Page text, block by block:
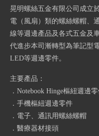
晃明螺絲五金有限公司成立
電（風扇）類的螺絲螺帽、
線等週邊產品及各式五金及
代進步本司漸轉型為筆記型
LED等週邊零件。
主要產品：
．Notebook Hinge樞紐週邊
．手機樞紐週邊零件
．電子、通訊用螺絲螺帽
．醫療器材接頭